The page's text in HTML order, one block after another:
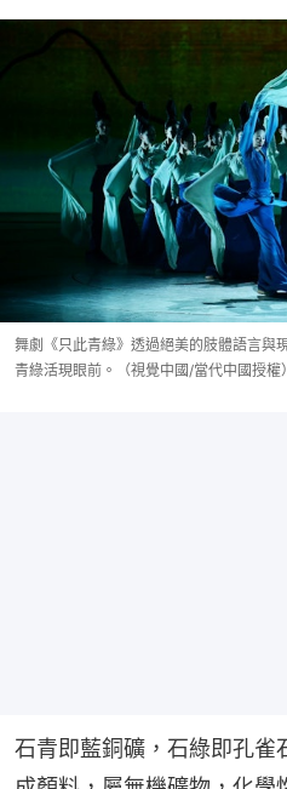
舞劇《只此青綠》透過絕美的肢體語言與
青綠活現眼前。（視覺中國/當代中國授權）
石青即藍銅礦，石綠即孔雀